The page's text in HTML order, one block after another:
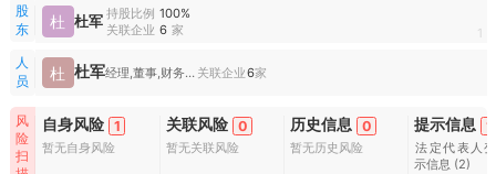
股
东
杜 杜军 持股比例 100%
关联企业 6 家 1
人
员
杜 杜军 经理,董事,财务负责人 关联企业6家
风
险
扫
自身风险 1
暂无自身风险
关联风险 0
暂无关联风险
历史信息 0
暂无历史风险
提示信息
法定代表人
示信息 (2)